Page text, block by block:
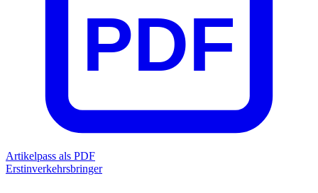
PDF
Artikelpass als PDF
Erstinverkehrsbringer